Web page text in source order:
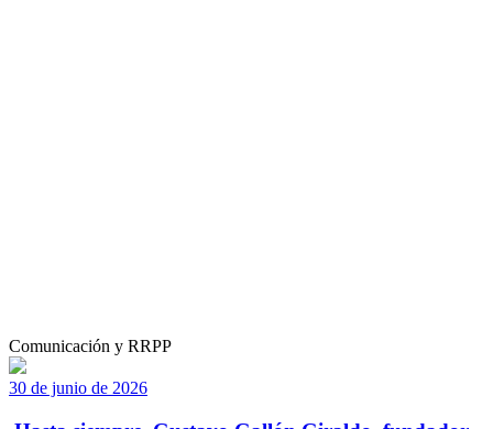
Comunicación y RRPP
30 de junio de 2026